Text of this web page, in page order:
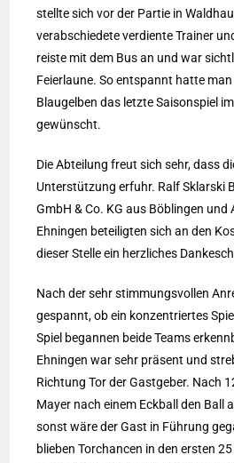
stellte sich vor der Partie in
verabschiedete verdiente Trainer
reiste mit dem Bus an und war
Feierlaune. So entspannt hatte
Blaugelben das letzte Saisonspiel
gewünscht.
Die Abteilung freut sich sehr, dass
Unterstützung erfuhr. Ralf Sklarski
GmbH & Co. KG aus Böblingen
Ehningen beteiligten sich an den
dieser Stelle ein herzliches
Nach der sehr stimmungsvollen
gespannt, ob ein konzentriertes
Spiel begannen beide Teams
Ehningen war sehr präsent und
Richtung Tor der Gastgeber. Nach
Mayer nach einem Eckball den Ball
sonst wäre der Gast in Führung
blieben Torchancen in den ersten